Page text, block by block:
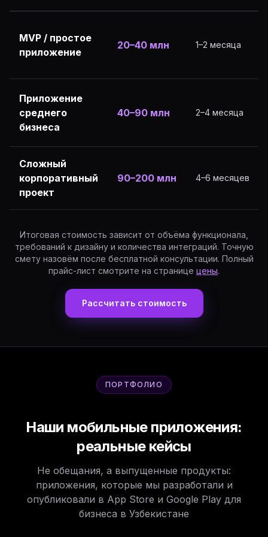
MVP / простое
приложение
20–40 млн 1–2 месяца
Приложение
среднего
бизнеса
40–90 млн 2–4 месяца
Сложный
корпоративный
проект
90–200 млн 4–6 месяцев
Итоговая стоимость зависит от объёма функционала,
требований к дизайну и количества интеграций. Точную
смету назовём после бесплатной консультации. Полный
прайс-лист смотрите на странице цены.
Рассчитать стоимость
ПОРТФОЛИО
Наши мобильные приложения:
реальные кейсы
Не обещания, а выпущенные продукты:
приложения, которые мы разработали и
опубликовали в App Store и Google Play для
бизнеса в Узбекистане